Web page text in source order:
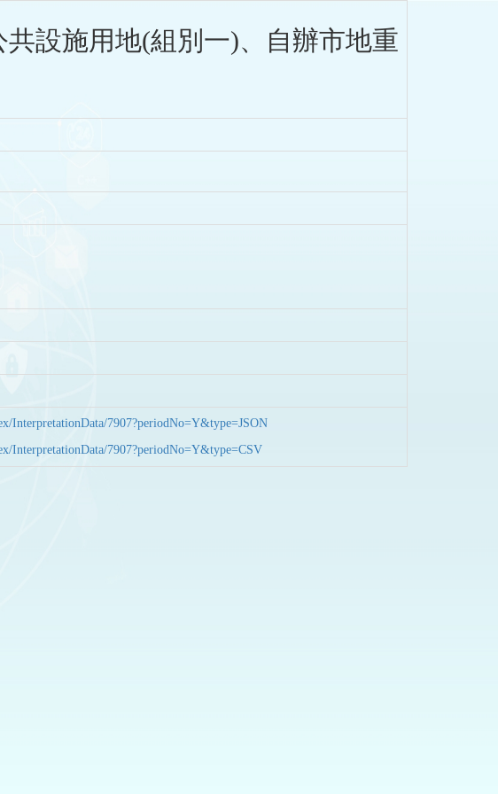
設施用地(組別一)、自辦市地重
InterpretationData/7907?periodNo=Y&type=JSON
InterpretationData/7907?periodNo=Y&type=CSV